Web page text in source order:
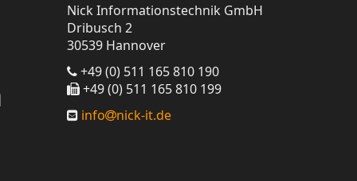
Nick Informationstechnik GmbH
Dribusch 2
30539 Hannover
+49 (0) 511 165 810 190
+49 (0) 511 165 810 199
info
nick-it.de